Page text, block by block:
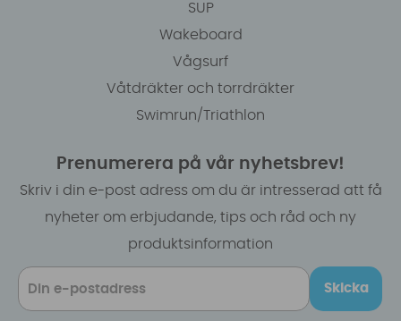
SUP
Wakeboard
Vågsurf
Våtdräkter och torrdräkter
Swimrun/Triathlon
Prenumerera på vår nyhetsbrev!
Skriv i din e-post adress om du är intresserad att få
nyheter om erbjudande, tips och råd och ny
produktsinformation
Skicka